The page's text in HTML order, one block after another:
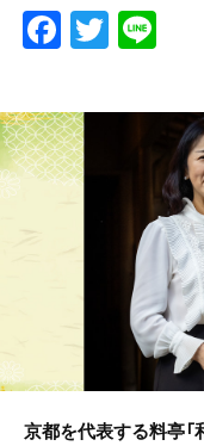
F
a
c
e
b
T
w
itte
京都を代表する料亭